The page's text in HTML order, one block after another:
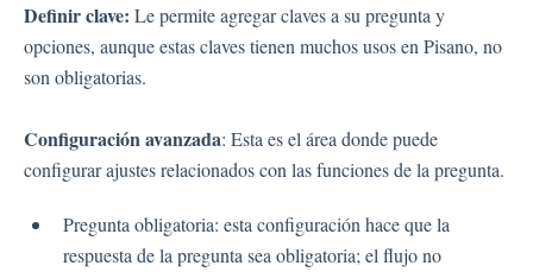
Definir clave: Le permite agregar claves a su pregunta y
opciones, aunque estas claves tienen muchos usos en Pisano, no
son obligatorias.
Configuración avanzada: Esta es el área donde puede
configurar ajustes relacionados con las funciones de la pregunta.
Pregunta obligatoria: esta configuración hace que la
respuesta de la pregunta sea obligatoria; el flujo no